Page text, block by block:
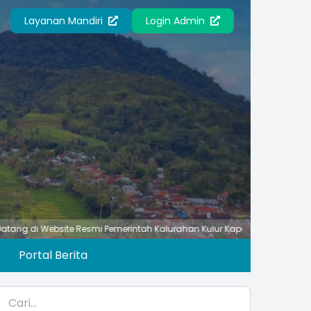
Layanan Mandiri Login Admin
Resmi Pemerintah Kalurahan Kulur Kapanewon Temon
Portal Berita